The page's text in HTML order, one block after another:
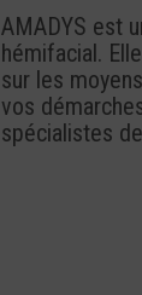
AMADYS est
hémifacial.
sur les
vos
spécialistes